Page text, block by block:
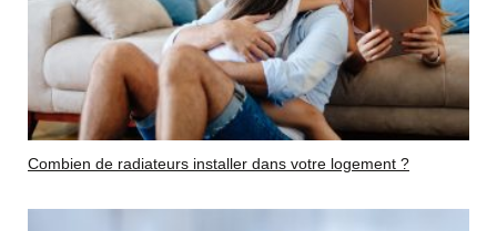
Combien de radiateurs installer dans votre logement ?